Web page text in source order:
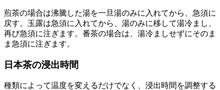
煎茶の場合は沸騰した湯を一旦湯のみに入れてから、急須に
戻す。玉露は急須に入れてから、湯のみに移して湯冷まし、
再び急須に注ぎます。番茶の場合は、湯冷ましせずにそのま
ま急須に注ぎます。
日本茶の浸出時間
種類によって温度を変えるだけでなく、浸出時間を調整する